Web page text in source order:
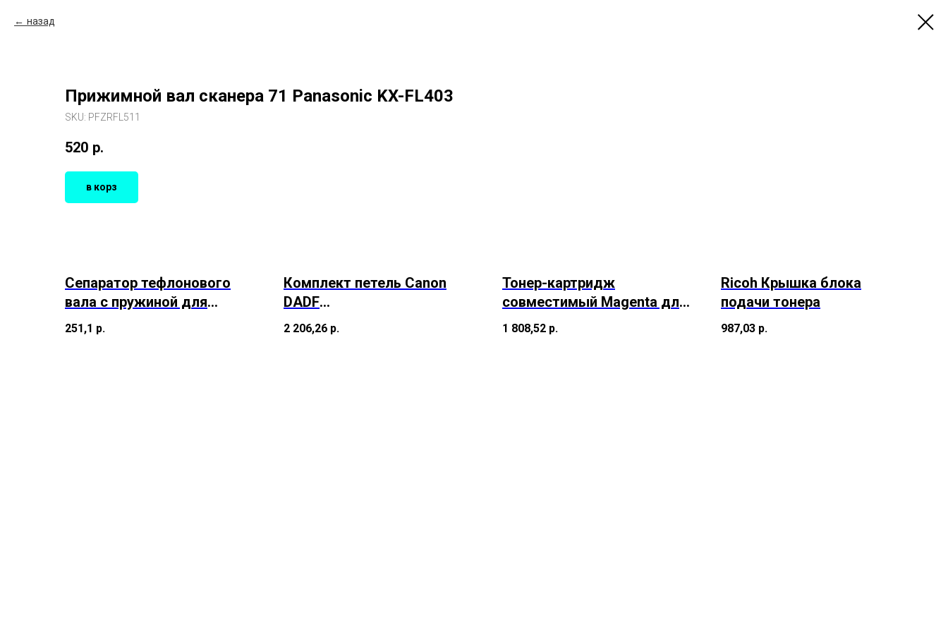
назад
Прижимной вал сканера 71 Panasonic KX-FL403
SKU: PFZRFL511
520 р.
в корз
Сепаратор тефлонового
вала с пружиной для
KYOCERA FS-
6025MFP/6030MFP/TASKalfa
251,1 р.
Комплект петель Canon
DADF
MF4410/4450/4570/4430/455
0/4580/D550/520/4583/4554/
2 206,26 р.
Тонер-картридж
совместимый Magenta для
Xerox VersaLink C7000
(3300k)
1 808,52 р.
Ricoh Крышка блока
подачи тонера
987,03 р.